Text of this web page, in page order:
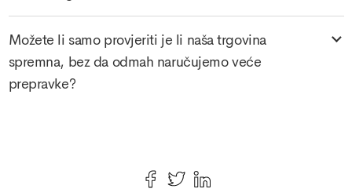
Možete li samo provjeriti je li naša trgovina
spremna, bez da odmah naručujemo veće
prepravke?